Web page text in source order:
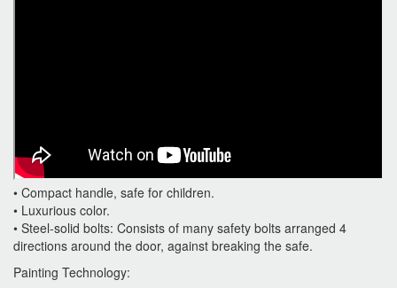
• Compact handle, safe for children.
• Luxurious color.
• Steel-solid bolts: Consists of many safety bolts arranged 4
directions around the door, against breaking the safe.
Painting Technology: